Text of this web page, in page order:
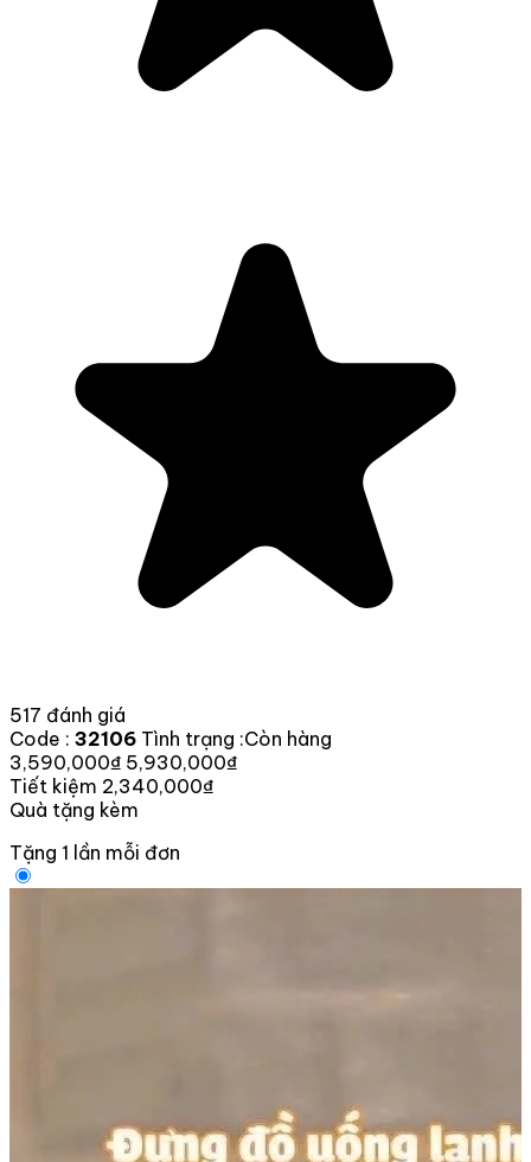
517 đánh giá
Code : 32106 Tình trạng :Còn hàng
3,590,000₫ 5,930,000₫
Tiết kiệm 2,340,000₫
Quà tặng kèm
Tặng 1 lần mỗi đơn